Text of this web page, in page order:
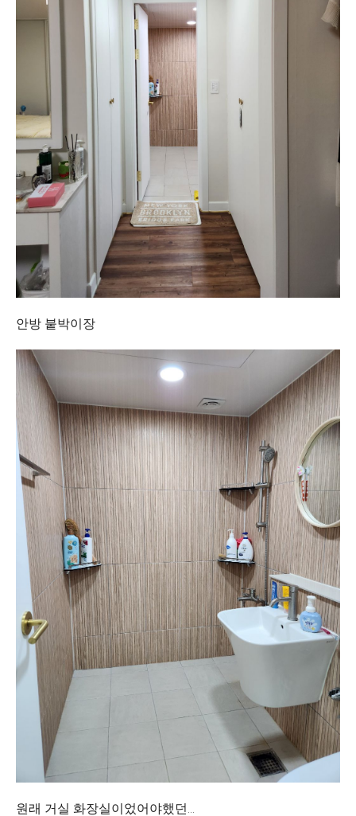
안방 붙박이장
원래 거실 화장실이었어야했던...